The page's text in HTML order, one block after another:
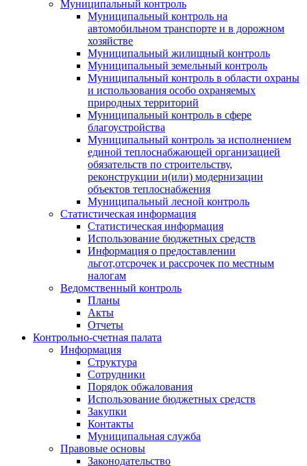
Муниципальный контроль
Муниципальный контроль на
автомобильном транспорте и в дорожном
хозяйстве
Муниципальный жилищный контроль
Муниципальный земельный контроль
Муниципальный контроль в области охраны
и использования особо охраняемых
природных территорий
Муниципальный контроль в сфере
благоустройства
Муниципальный контроль за исполнением
единой теплоснабжающей организацией
обязательств по строительству,
реконструкции и(или) модернизации
объектов теплоснабжения
Муниципальный лесной контроль
Статистическая информация
Статистическая информация
Использование бюджетных средств
Информация о предоставлении
льгот,отсрочек и рассрочек по местным
налогам
Ведомственный контроль
Планы
Акты
Отчеты
Контрольно-счетная палата
Информация
Структура
Сотрудники
Порядок обжалования
Использование бюджетных средств
Закупки
Контакты
Муниципальная служба
Правовые основы
Законодательство